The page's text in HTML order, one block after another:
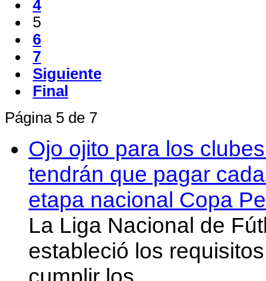
4
5
6
7
Siguiente
Final
Página 5 de 7
Ojo ojito para los
tendrán que pagar
etapa nacional Copa
La Liga Nacional de
estableció los